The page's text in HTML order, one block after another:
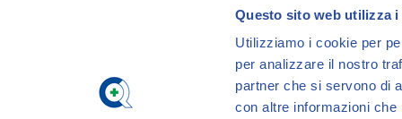
Questo sito web utilizza i
Utilizziamo i cookie per
per analizzare il nostro
partner che si servono di
con altre informazioni